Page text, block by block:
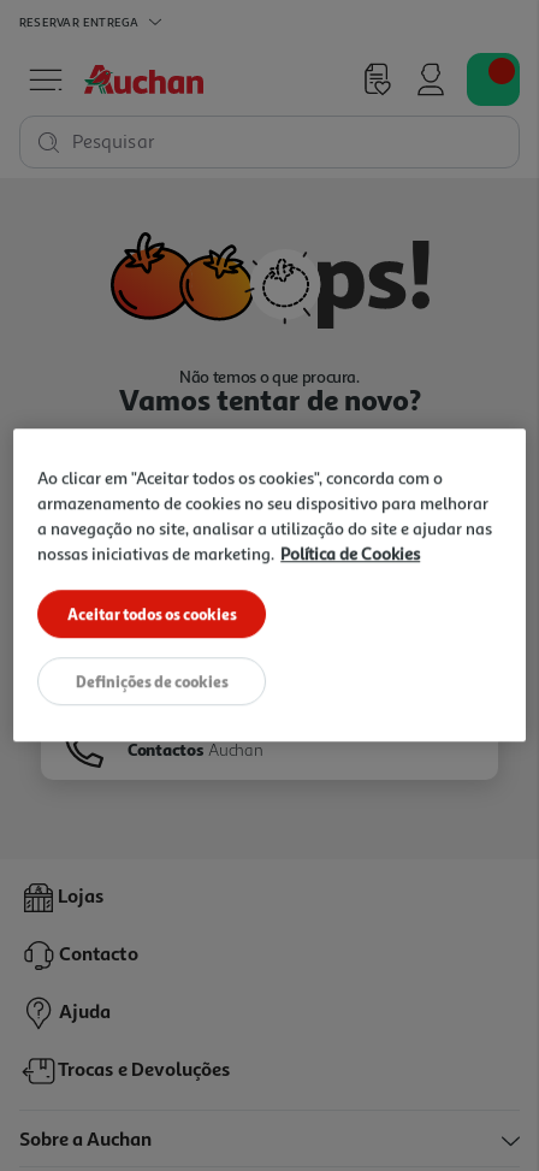
RESERVAR ENTREGA
Pesquisar
Não temos o que procura.
Vamos tentar de novo?
Ir para Homepage
Folhetos
Contactos Auchan
Lojas
Contacto
Ajuda
Trocas e Devoluções
Sobre a Auchan
Ao clicar em "Aceitar todos os cookies", concorda com o
armazenamento de cookies no seu dispositivo para melhorar
a navegação no site, analisar a utilização do site e ajudar nas
nossas iniciativas de marketing. Política de Cookies
Aceitar todos os cookies
Definições de cookies